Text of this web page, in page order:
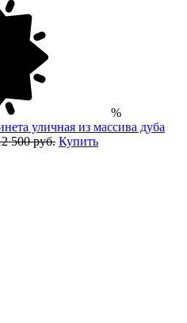
%
уличная из массива дуба
500 руб. Купить